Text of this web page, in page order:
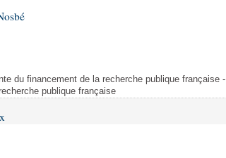
du financement de la recherche publique française -
publique française